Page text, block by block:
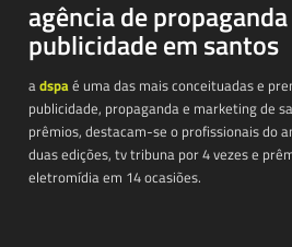
agência de
publicidade em santos
adspaé uma das mais conceituadas e
publicidade, propaganda e marketing de
prêmios, destacam-se o profissionais do
duas edições, tv tribuna por 4 vezes e
eletromídia em 14 ocasiões.